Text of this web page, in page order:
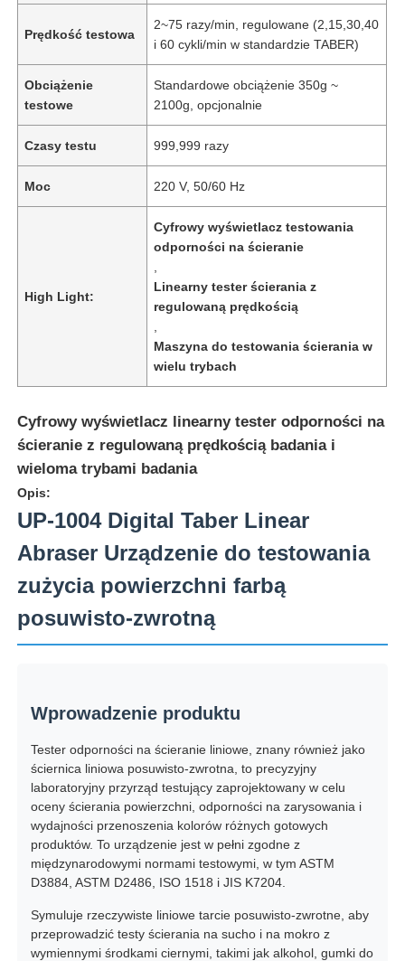
Dom
Produkty
Kontrola jakości
Skontaktuj się z nami
Poprosić o wycenę
Sprzęt do badań laboratoryjnych
Prędkość testowa
2~75 razy/min, regulowane (2,15,30,40
i 60 cykli/min w standardzie TABER)
Obciążenie
testowe
Standardowe obciążenie 350g ~
2100g, opcjonalnie
Czasy testu 999,999 razy
Moc 220 V, 50/60 Hz
High Light:
Cyfrowy wyświetlacz testowania
odporności na ścieranie
Linearny tester ścierania z
regulowaną prędkością
Maszyna do testowania ścierania w
wielu trybach
Cyfrowy wyświetlacz linearny tester odporności na
ścieranie z regulowaną prędkością badania i
wieloma trybami badania
Opis:
UP-1004 Digital Taber Linear
Abraser Urządzenie do testowania
zużycia powierzchni farbą
posuwisto-zwrotną
Wprowadzenie produktu
Tester odporności na ścieranie liniowe, znany również jako
ściernica liniowa posuwisto-zwrotna, to precyzyjny
laboratoryjny przyrząd testujący zaprojektowany w celu
oceny ścierania powierzchni, odporności na zarysowania i
wydajności przenoszenia kolorów różnych gotowych
produktów. To urządzenie jest w pełni zgodne z
międzynarodowymi normami testowymi, w tym ASTM
D3884, ASTM D2486, ISO 1518 i JIS K7204.
Symuluje rzeczywiste liniowe tarcie posuwisto-zwrotne, aby
przeprowadzić testy ścierania na sucho i na mokro z
wymiennymi środkami ciernymi, takimi jak alkohol, gumki do